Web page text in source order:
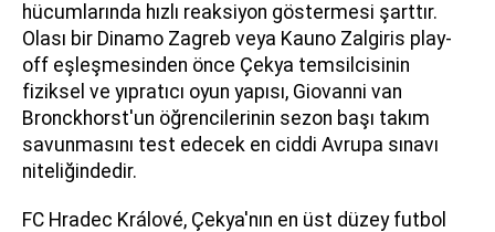
hücumlarında hızlı reaksiyon göstermesi şarttır.
Olası bir Dinamo Zagreb veya Kauno Zalgiris play-
off eşleşmesinden önce Çekya temsilcisinin
fiziksel ve yıpratıcı oyun yapısı, Giovanni van
Bronckhorst'un öğrencilerinin sezon başı takım
savunmasını test edecek en ciddi Avrupa sınavı
niteliğindedir.
FC Hradec Králové, Çekya'nın en üst düzey futbol